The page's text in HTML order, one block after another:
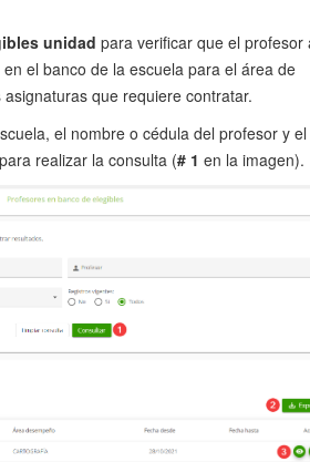
unidad para verificar que el profesor
el banco de la escuela para el área de
que requiere contratar.
el nombre o cédula del profesor y el
realizar la consulta (# 1 en la imagen).